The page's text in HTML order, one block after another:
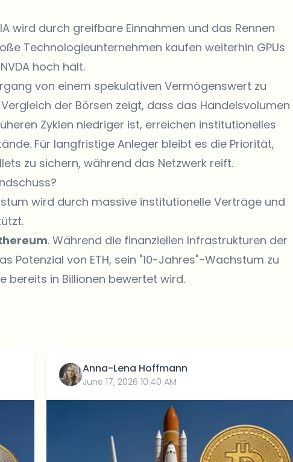
wird durch greifbare Einnahmen und das Rennen
Technologieunternehmen kaufen weiterhin GPUs
hoch hält.
von einem spekulativen Vermögenswert zu
der Börsen zeigt, dass das Handelsvolumen
Zyklen niedriger ist, erreichen institutionelles
Für langfristige Anleger bleibt es die Priorität,
zu sichern, während das Netzwerk reift.
wird durch massive institutionelle Verträge und
. Während die finanziellen Infrastrukturen der
Potenzial von ETH, sein "10-Jahres"-Wachstum zu
bereits in Billionen bewertet wird.
Anna-Lena Hoffmann
June 17, 2026 10:40 AM